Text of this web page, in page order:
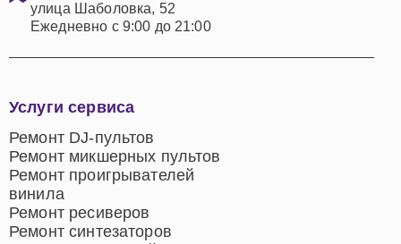
улица Шаболовка, 52
Ежедневно с 9:00 до 21:00
Услуги сервиса
Ремонт DJ-пультов
Ремонт микшерных пультов
Ремонт проигрывателей
винила
Ремонт ресиверов
Ремонт синтезаторов